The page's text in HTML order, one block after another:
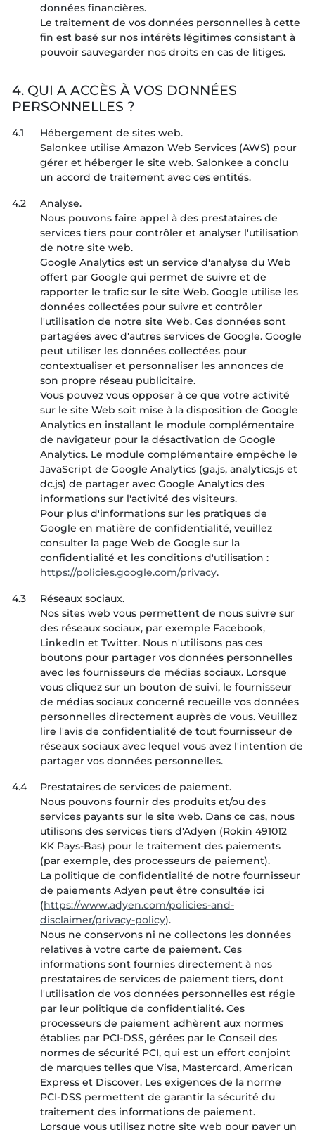
données financières.
Le traitement de vos données personnelles à cette
fin est basé sur nos intérêts légitimes consistant à
pouvoir sauvegarder nos droits en cas de litiges.
4. QUI A ACCÈS À VOS DONNÉES
PERSONNELLES ?
4.1
Hébergement de sites web.
Salonkee utilise Amazon Web Services (AWS) pour
gérer et héberger le site web. Salonkee a conclu
un accord de traitement avec ces entités.
4.2
Analyse.
Nous pouvons faire appel à des prestataires de
services tiers pour contrôler et analyser l'utilisation
de notre site web.
Google Analytics est un service d'analyse du Web
offert par Google qui permet de suivre et de
rapporter le trafic sur le site Web. Google utilise les
données collectées pour suivre et contrôler
l'utilisation de notre site Web. Ces données sont
partagées avec d'autres services de Google. Google
peut utiliser les données collectées pour
contextualiser et personnaliser les annonces de
son propre réseau publicitaire.
Vous pouvez vous opposer à ce que votre activité
sur le site Web soit mise à la disposition de Google
Analytics en installant le module complémentaire
de navigateur pour la désactivation de Google
Analytics. Le module complémentaire empêche le
JavaScript de Google Analytics (ga.js, analytics.js et
dc.js) de partager avec Google Analytics des
informations sur l'activité des visiteurs.
Pour plus d'informations sur les pratiques de
Google en matière de confidentialité, veuillez
consulter la page Web de Google sur la
confidentialité et les conditions d'utilisation :
https://policies.google.com/privacy.
4.3
Réseaux sociaux.
Nos sites web vous permettent de nous suivre sur
des réseaux sociaux, par exemple Facebook,
LinkedIn et Twitter. Nous n'utilisons pas ces
boutons pour partager vos données personnelles
avec les fournisseurs de médias sociaux. Lorsque
vous cliquez sur un bouton de suivi, le fournisseur
de médias sociaux concerné recueille vos données
personnelles directement auprès de vous. Veuillez
lire l'avis de confidentialité de tout fournisseur de
réseaux sociaux avec lequel vous avez l'intention de
partager vos données personnelles.
4.4
Prestataires de services de paiement.
Nous pouvons fournir des produits et/ou des
services payants sur le site web. Dans ce cas, nous
utilisons des services tiers d'Adyen (Rokin 491012
KK Pays-Bas) pour le traitement des paiements
(par exemple, des processeurs de paiement).
La politique de confidentialité de notre fournisseur
de paiements Adyen peut être consultée ici
(https://www.adyen.com/policies-and-
disclaimer/privacy-policy).
Nous ne conservons ni ne collectons les données
relatives à votre carte de paiement. Ces
informations sont fournies directement à nos
prestataires de services de paiement tiers, dont
l'utilisation de vos données personnelles est régie
par leur politique de confidentialité. Ces
processeurs de paiement adhèrent aux normes
établies par PCI-DSS, gérées par le Conseil des
normes de sécurité PCI, qui est un effort conjoint
de marques telles que Visa, Mastercard, American
Express et Discover. Les exigences de la norme
PCI-DSS permettent de garantir la sécurité du
traitement des informations de paiement.
Lorsque vous utilisez notre site web pour payer un